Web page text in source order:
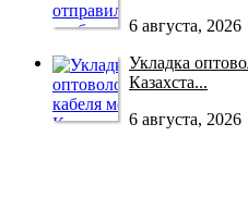
6 августа, 2026
Укладка
Казахста...
6 августа, 2026